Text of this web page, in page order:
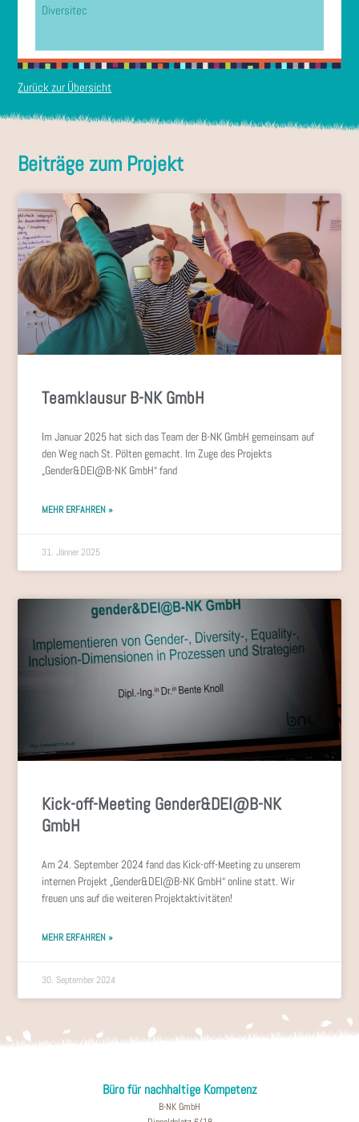
Diversitec
Zurück zur Übersicht
Teamklausur B-NK GmbH
Im Januar 2025 hat sich das Team der B-NK GmbH gemeinsam auf
den Weg nach St. Pölten gemacht. Im Zuge des Projekts
„Gender&DEI@B-NK GmbH“ fand
MEHR ERFAHREN »
31. Jänner 2025
Kick-off-Meeting Gender&DEI@B-NK
GmbH
Am 24. September 2024 fand das Kick-off-Meeting zu unserem
internen Projekt „Gender&DEI@B-NK GmbH“ online statt. Wir
freuen uns auf die weiteren Projektaktivitäten!
MEHR ERFAHREN »
30. September 2024
Büro für nachhaltige Kompetenz
B-NK GmbH